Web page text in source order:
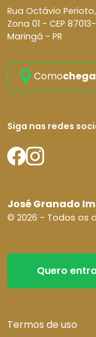
Rua Octávio Perioto,
Zona 01 - CEP
Maringá - PR
Como
Siga nas redes
José Granado
© 2026 - Todos os
Quero
Termos de uso